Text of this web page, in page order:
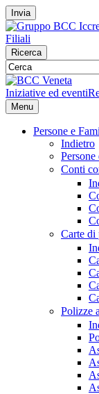
Invia
Filiali
Ricerca
Iniziative ed eventi
Menu
Persone e
Indietro
Conti
Carte di
Polizze